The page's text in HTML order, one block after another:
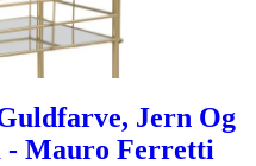
Jern Og
- Mauro Ferretti